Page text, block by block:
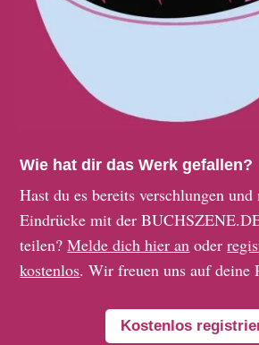
Wie hat dir das Werk gefallen?
Hast du es bereits verschlungen
Eindrücke mit der
teilen?Melde dich hier an oder
kostenlos. Wir freuen uns auf deine
Kostenlos